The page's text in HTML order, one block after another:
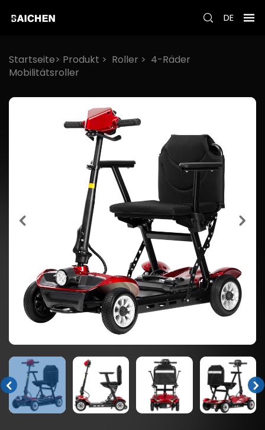
DE
Startseite> Produkt > Roller > 4-Räder
Mobilitätsroller